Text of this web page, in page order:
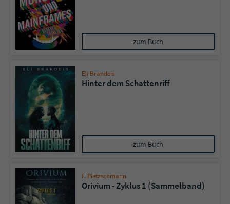
zum Buch
Eli Brandeis
Hinter dem Schattenriff
zum Buch
F. Pietzschmann
Orivium - Zyklus 1 (Sammelband)
Name
Anbieter Literatur-Couch Medien GmbH & Co. KG
Laufzeit 1 Jahr
Zweck
Name
Anbieter Literatur-Couch Medien GmbH & Co. KG
Laufzeit Session